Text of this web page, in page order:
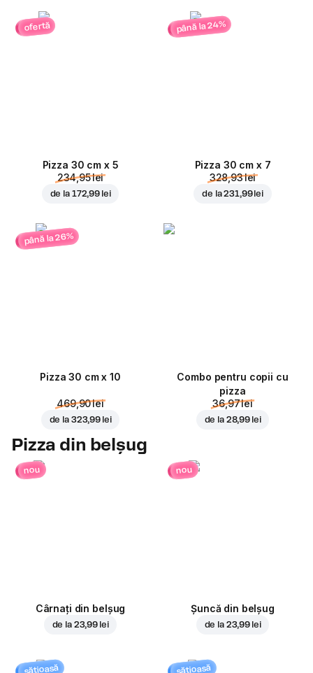
ofertă
Pizza 30 cm x 5
234,95 lei
de la 172,99 lei
până la 24%
Pizza 30 cm x 7
328,93 lei
de la231,99 lei
până la 26%
Pizza 30 cm x 10
469,90 lei
de la 323,99 lei
Combo pentru copii cu
pizza
36,97 lei
de la 28,99 lei
Pizza din belșug
nou
Cârnați din belșug
de la 23,99 lei
nou
Șuncă din belșug
de la 23,99 lei
sățioasă sățioasă